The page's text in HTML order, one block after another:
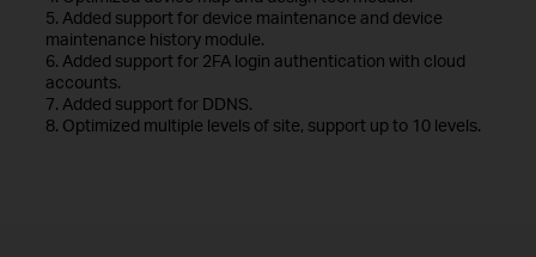
5. Added support for device maintenance and device
maintenance history module.
6. Added support for 2FA login authentication with cloud
accounts.
7. Added support for DDNS.
8. Optimized multiple levels of site, support up to 10 levels.